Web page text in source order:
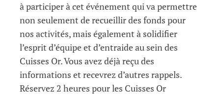
à participer à cet événement qui va permettre
non seulement de recueillir des fonds pour
nos activités, mais également à solidifier
l’esprit d’équipe et d’entraide au sein des
Cuisses Or. Vous avez déjà reçu des
informations et recevrez d’autres rappels.
Réservez 2 heures pour les Cuisses Or